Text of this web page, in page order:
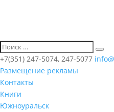
+7(351) 247-5074, 247-5077
Размещение рекламы
Контакты
Книги
Южноуральск